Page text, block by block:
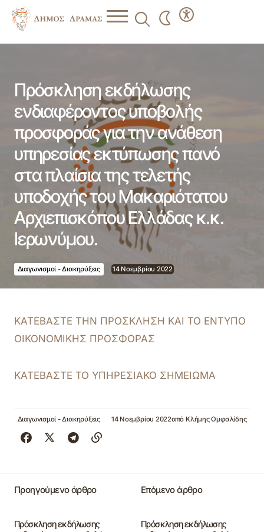
Πρόσκληση εκδήλωσης
ενδιαφέροντος υποβολής
προσφοράς για την ανάθεση
υπηρεσίας εκτύπωσης πανό
στα πλαίσια της τελετής
υποδοχής του Μακαριότατου
Αρχιεπισκόπου Ελλάδας κ.κ.
Ιερωνύμου.
Διαγωνισμοί - Διακηρύξεις 14 Νοεμβρίου 2022
ΚΑΤΕΒΑΣΤΕ ΤΗΝ ΠΡΟΣΚΛΗΣΗ ΚΑΙ ΤΟ ΕΝΤΥΠΟ
ΟΙΚΟΝΟΜΙΚΗΣ ΠΡΟΣΦΟΡΑΣ
ΚΑΤΕΒΑΣΤΕ ΤΟ ΥΠΗΡΕΣΙΑΚΟ ΣΗΜΕΙΩΜΑ
Διαγωνισμοί - Διακηρύξεις 14 Νοεμβρίου 2022από Κλήμης Ομφαλίδης
Προηγούμενο άρθρο
Πρόσκληση εκδήλωσης
Επόμενο άρθρο
Πρόσκληση εκδήλωσης